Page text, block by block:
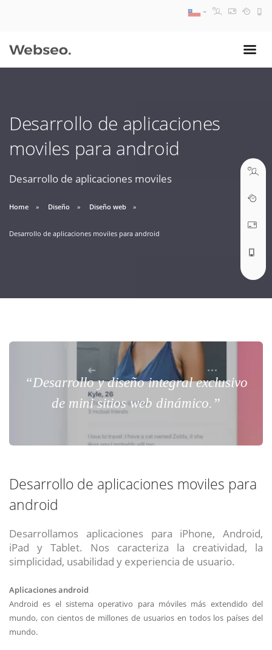
Desarrollo de aplicaciones
moviles para android
Desarrollo de aplicaciones moviles
Home Diseño Diseño web
Desarrollo de aplicaciones moviles para android
“Desarrollo y diseño integral exclusivo
de mini sitios web dinámico.”
Desarrollo de aplicaciones moviles para
android
Desarrollamos aplicaciones para iPhone, Android,
iPad y Tablet. Nos caracteriza la creatividad, la
simplicidad, usabilidad y experiencia de usuario.
Aplicaciones android
Android es el sistema operativo para móviles más extendido del
mundo, con cientos de millones de usuarios en todos los países del
mundo.
09:30 AM A 18:30 PM
soporte@webseo.cl